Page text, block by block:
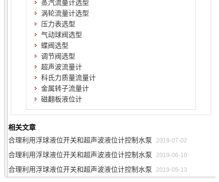
蒸汽流量计选型
涡轮流量计选型
压力表选型
气动球阀选型
蝶阀选型
调节阀选型
超声波流量计
科氏力质量流量计
金属转子流量计
磁翻板液位计
相关文章
合理利用浮球液位开关和超声波液位计控制水泵
2019-07-02
合理利用浮球液位开关和超声波液位计控制水泵 2019-06-10
合理利用浮球液位开关和超声波液位计控制水泵 2019-05-13